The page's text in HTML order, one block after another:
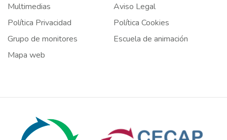
Multimedias
Aviso Legal
Política Privacidad
Política Cookies
Grupo de monitores
Escuela de animación
Mapa web